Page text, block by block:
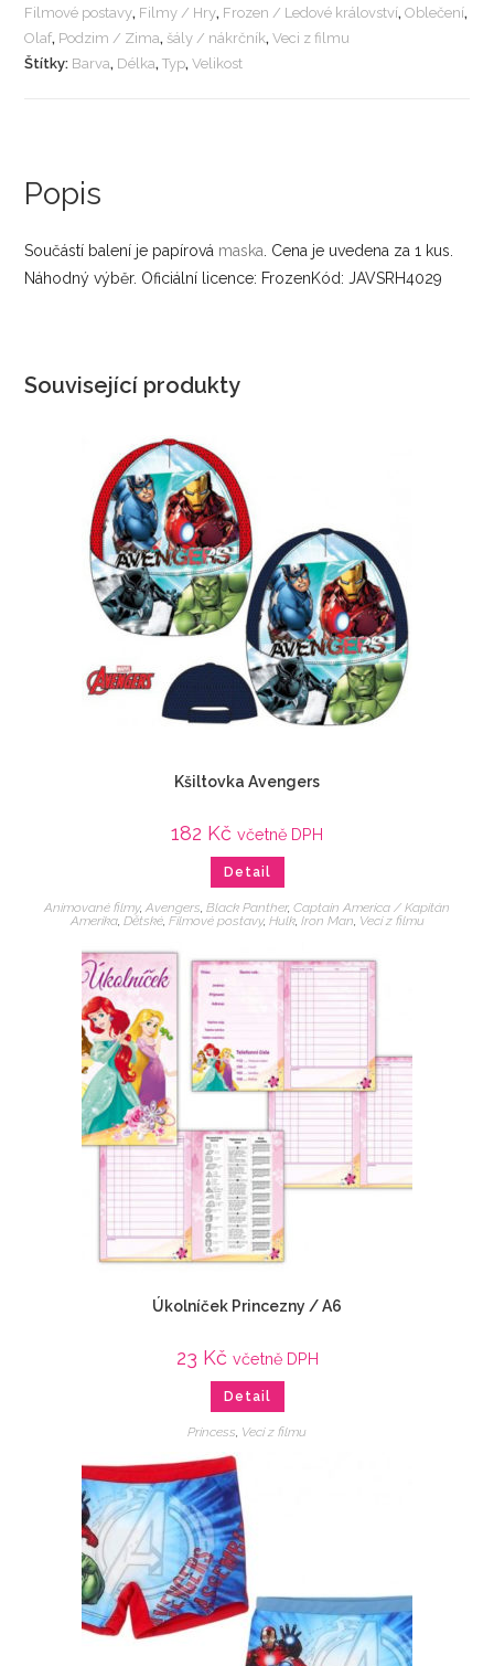
Filmové postavy, Filmy / Hry, Frozen / Ledové království,Oblečení,
Olaf, Podzim / Zima, šály / nákrčník,Veci z filmu
Štítky: Barva, Délka,Typ,Velikost
Popis
Součástí balení je papírová maska . Cena je uvedena za 1 kus.
Náhodný výběr. Oficiální licence: FrozenKód: JAVSRH4029
Související produkty
Kšiltovka Avengers
182 Kč včetně DPH
Detail
Animované filmy, Avengers, Black Panther, Captain America / Kapitán
Amerika, Dětské, Filmové postavy, Hulk, Iron Man, Veci z filmu
Úkolníček Princezny / A6
23 Kč včetně DPH
Detail
Princess Veci z filmu